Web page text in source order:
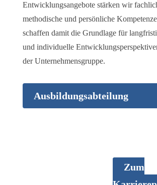
Entwicklungsangebote stärken wir
methodische und persönliche
schaffen damit die Grundlage für
und individuelle
der Unternehmensgruppe.
Ausbildungsabteilung
Zum